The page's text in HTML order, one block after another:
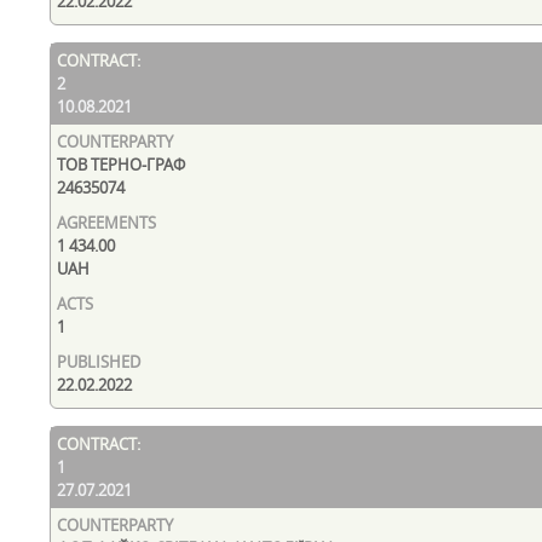
2
10.08.2021
ТОВ ТЕРНО-ГРАФ
24635074
1 434.00
UAH
1
22.02.2022
1
27.07.2021